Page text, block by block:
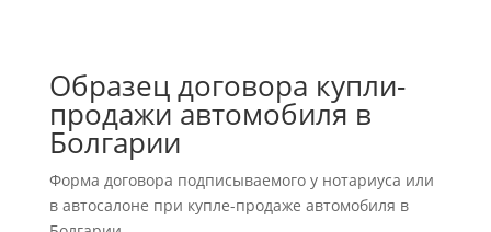
Образец договора купли-
продажи автомобиля в
Болгарии
Форма договора подписываемого у нотариуса или
в автосалоне при купле-продаже автомобиля в